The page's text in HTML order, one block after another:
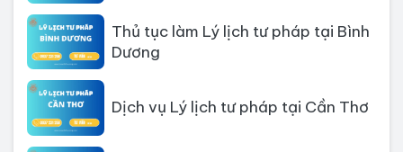
Thủ tục làm Lý lịch tư pháp tại Bình
Dương
Dịch vụ Lý lịch tư pháp tại Cần Thơ